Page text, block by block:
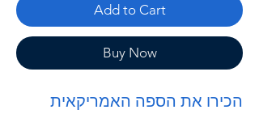
Add to Cart
Buy Now
הכירו את הספה האמריקאית